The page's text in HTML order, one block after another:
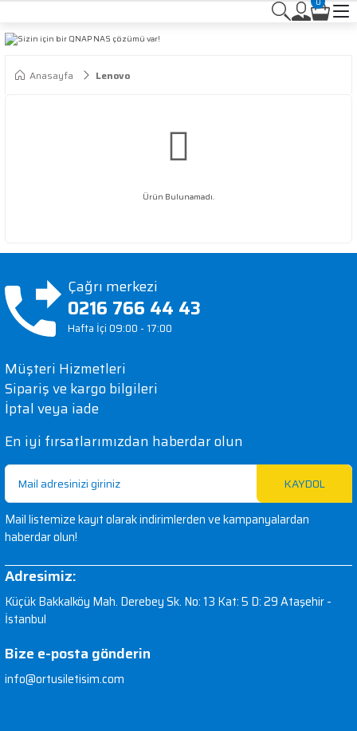
Anasayfa Lenovo
Ürün Bulunamadı.
Çağrı merkezi
0216 766 44 43
Hafta İçi 09:00 - 17:00
Müşteri Hizmetleri
Sipariş ve kargo bilgileri
İptal veya iade
En iyi fırsatlarımızdan haberdar olun
KAYDOL
Mail listemize kayıt olarak indirimlerden ve kampanyalardan
haberdar olun!
Adresimiz:
Küçük Bakkalköy Mah. Derebey Sk. No: 13 Kat: 5 D: 29 Ataşehir -
İstanbul
Bize e-posta gönderin
info@ortusiletisim.com